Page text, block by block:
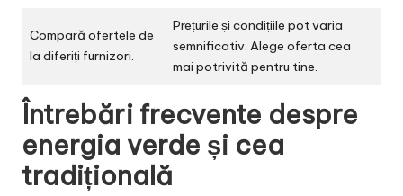
Compară ofertele de
la diferiți furnizori.
Prețurile și condițiile pot varia
semnificativ. Alege oferta cea
mai potrivită pentru tine.
Întrebări frecvente despre
energia verde și cea
tradițională